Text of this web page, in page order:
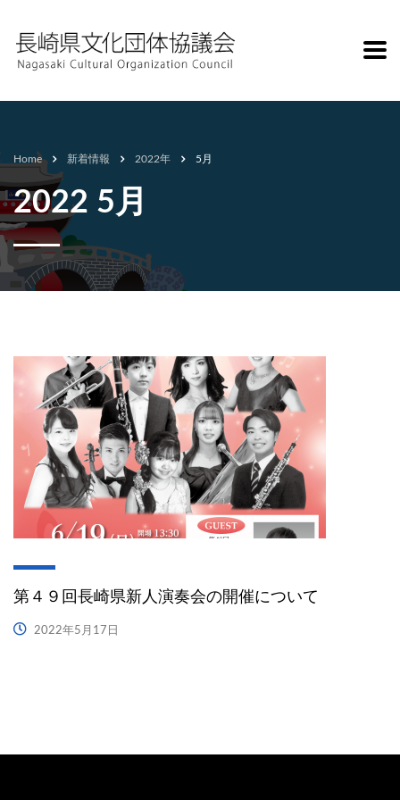
Home 新着情報 2022年 5月
2022 5月
第４９回長崎県新人演奏会の開催について
2022年5月17日